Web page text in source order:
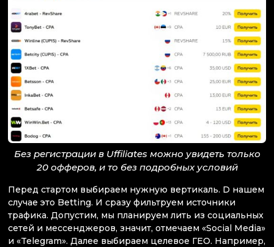
Без регистрации в Uffiliates можно увидеть только
20 офферов, и то без подробных условий
Перед стартом выбираем нужную вертикаль. D нашем
случае это Betting. И сразу фильтруем источники
трафика. Допустим, мы планируем лить из социальных
сетей и мессенджеров, значит, отмечаем «Social Media»
и «Telegram». Далее выбираем целевое ГЕО. Например,